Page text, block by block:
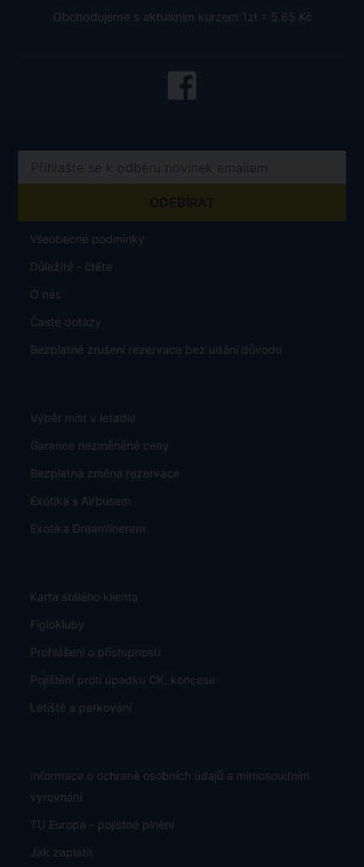
Obchodujeme s aktuálním kurzem 1zł = 5.65 Kč
Všeobecné podmínky
Důležité - čtěte
O nás
Časté dotazy
Bezplatné zrušení rezervace bez udání důvodu
Výběr míst v letadle
Garance nezměněné ceny
Bezplatná změna rezervace
Exotika s Airbusem
Exotika Dreamlinerem
Karta stálého klienta
Figlokluby
Prohlášení o přístupnosti
Pojištění proti úpadku CK, koncese
Letiště a parkování
Informace o ochraně osobních údajů a mimosoudním
vyrovnání
TU Europa - pojistné plnění
Jak zaplatit